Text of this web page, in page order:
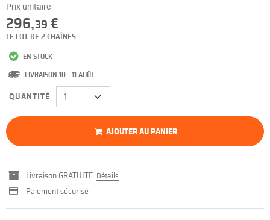
Prix unitaire
296,39 €
LE LOT DE 2 CHAÎNES
EN STOCK
LIVRAISON 10 - 11 AOÛT
QUANTITÉ
AJOUTER AU PANIER
Livraison GRATUITE. Détails
Paiement sécurisé